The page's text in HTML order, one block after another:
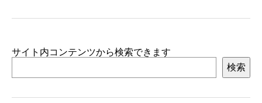
サイト内コンテンツから検索できます
検索